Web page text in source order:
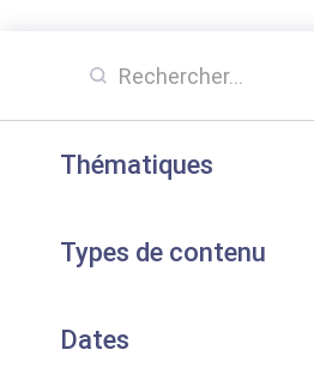
Thématiques
Types de contenu
Dates